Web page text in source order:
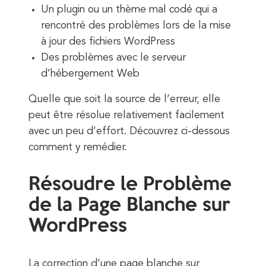
Un plugin ou un thème mal codé qui a
rencontré des problèmes lors de la mise
à jour des fichiers WordPress
Des problèmes avec le serveur
d’hébergement Web
Quelle que soit la source de l’erreur, elle
peut être résolue relativement facilement
avec un peu d’effort. Découvrez ci-dessous
comment y remédier.
Résoudre le Problème
de la Page Blanche sur
WordPress